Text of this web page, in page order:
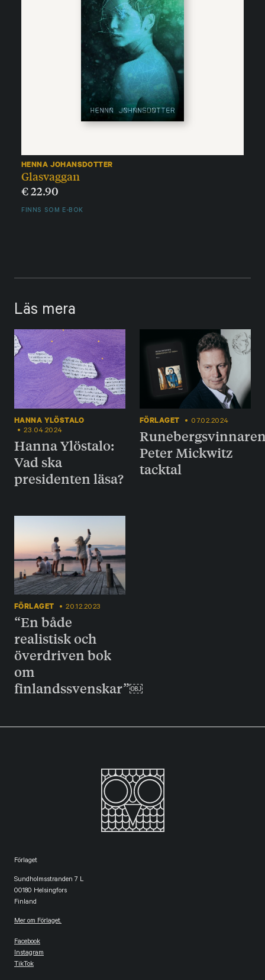
HENNA JOHANSDOTTER
Glasvaggan
€22.90
FINNS SOM E-BOK
Läs mera
HANNA YLÖSTALO
23.04.2024
Hanna Ylöstalo:
Vad ska
presidenten läsa?
FÖRLAGET 07.02.2024
Peter Mickwitz
tacktal
FÖRLAGET 20.12.2023
“En både
realistisk och
överdriven bok
om
finlandssvenskar”￼
Förlaget
Sundholmsstranden 7 L
00180 Helsingfors
Finland
Mer om Förlaget.
Facebook
Instagram
TikTok